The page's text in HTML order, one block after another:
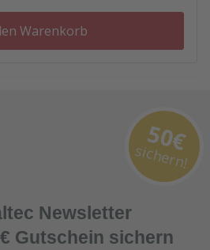
Warenkorb
Newsletter
Gutschein sichern
50€
sichern!